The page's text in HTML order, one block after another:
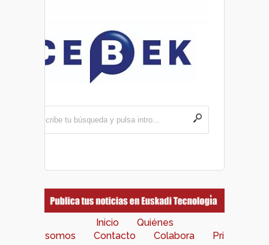
Inicio
Quiénes
somos
Contacto Colabora
Pri